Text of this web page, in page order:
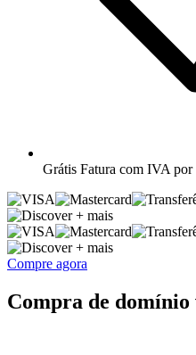
Grátis Fatura com IVA por
+ mais
+ mais
Compre agora
Compra de